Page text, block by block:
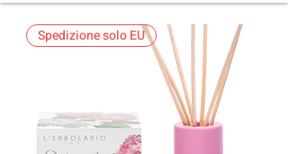
Spedizione solo EU